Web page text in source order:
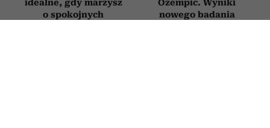
idealne, gdy marzysz
o spokojnych
Ozempic. Wyniki
nowego badania